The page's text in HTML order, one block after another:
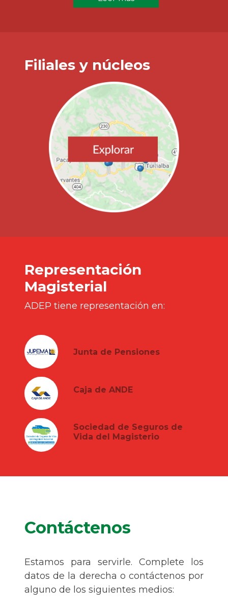
Filiales y núcleos
Representación
Magisterial
ADEP tiene representación en:
Junta de Pensiones
Caja de ANDE
Sociedad de Seguros de
Vida del Magisterio
Contáctenos
Estamos para servirle. Complete los
datos de la derecha o contáctenos por
alguno de los siguientes medios: